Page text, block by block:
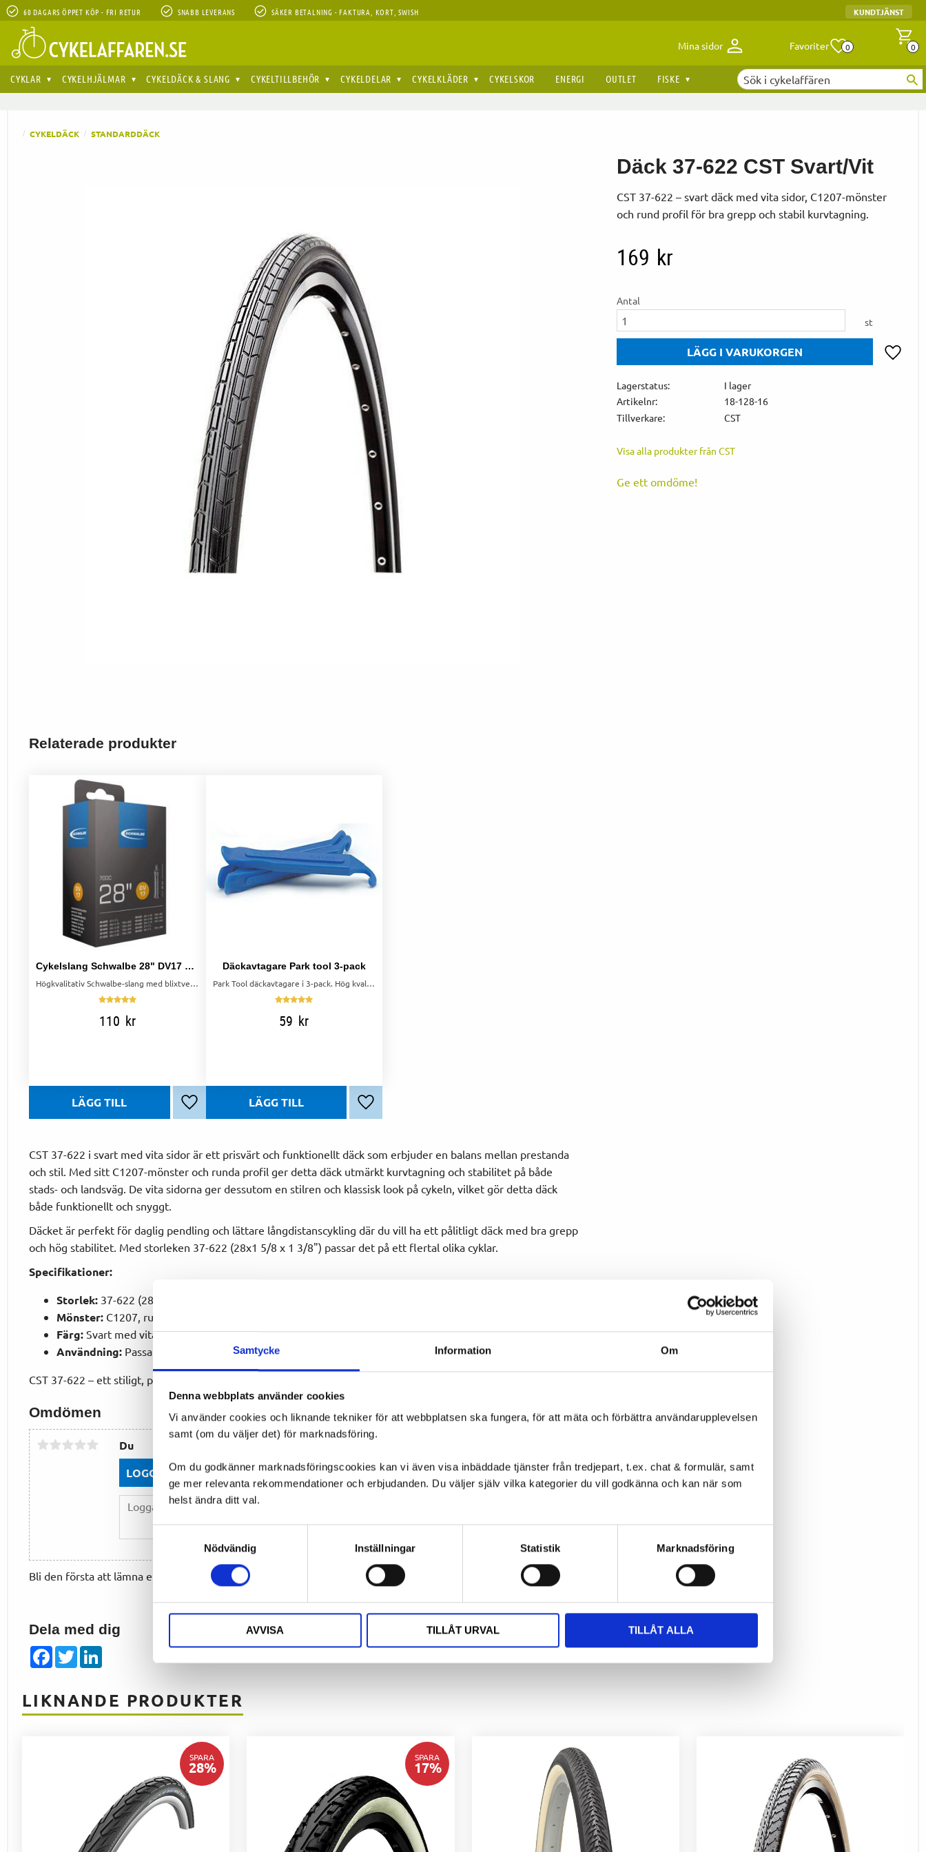
Samtycke Information Om
Denna webbplats använder cookies
Vi använder cookies och liknande tekniker för att webbplatsen ska fungera, för att mäta och förbättra användarupplevelsen
samt (om du väljer det) för marknadsföring.
Om du godkänner marknadsföringscookies kan vi även visa inbäddade tjänster från tredjepart, t.ex. chat & formulär, samt
ge mer relevanta rekommendationer och erbjudanden. Du väljer själv vilka kategorier du vill godkänna och kan när som
helst ändra ditt val.
Nödvändig
Inställningar Statistik Marknadsföring
AVVISA TILLÅT URVAL TILLÅT ALLA
60 DAGARS ÖPPET KÖP - FRI RETUR SNABB LEVERANS SÄKER BETALNING - FAKTURA, KORT, SWISH KUNDTJÄNST
Mina sidor Favoriter Antal
0 0
CYKLAR CYKELHJÄLMAR CYKELDÄCK & SLANG CYKELTILLBEHÖR CYKELDELAR CYKELKLÄDER CYKELSKOR ENERGI OUTLET FISKE
CYKELDÄCK STANDARDDÄCK
Däck 37-622 CST Svart/Vit
CST 37-622 – svart däck med vita sidor, C1207-mönster
och rund profil för bra grepp och stabil kurvtagning.
169 kr
Antal
st
Lagerstatus
I lager
Artikelnr
18-128-16
Tillverkare
CST
Visa alla produkter från CST
Ge ett omdöme!
CST 37-622 i svart med vita sidor är ett prisvärt och funktionellt däck som erbjuder en balans mellan prestanda
och stil. Med sitt C1207-mönster och runda profil ger detta däck utmärkt kurvtagning och stabilitet på både
stads- och landsväg. De vita sidorna ger dessutom en stilren och klassisk look på cykeln, vilket gör detta däck
både funktionellt och snyggt.
Däcket är perfekt för daglig pendling och lättare långdistanscykling där du vill ha ett pålitligt däck med bra grepp
och hög stabilitet. Med storleken 37-622 (28x1 5/8 x 1 3/8") passar det på ett flertal olika cyklar.
Specifikationer:
Storlek: 37-622 (28x1 5/8 x 1 3/8")
Mönster: C1207, rund profil för bra kurvtagning och stabilitet
Färg: Svart med vita sidor
Användning: Passar för pendling och landsvägscykling
CST 37-622 – ett stiligt, prisvärt däck med bra grepp och stabilitet för en bekväm cykling.
Dela med dig
Facebook
Twitter
Omdömen
Du
LOGGA IN FÖR ATT GE OMDÖME
Bli den första att lämna ett omdöme.
Relaterade produkter
Cykelslang Schwalbe 28" DV17 – Blixtventil 28/47-622/635
Högkvalitativ Schwalbe-slang med blixtventil. Storlek: 28/47-622/635. Behåller luft längre än vanliga slangar.
110 kr
Lägg till i favoriter
Däckavtagare Park tool 3-pack
Park Tool däckavtagare i 3-pack. Hög kvalitet, skonsamma mot fälgar och perfekta för smidig däckavtagning. Används av proffs i verkstäder.
59 kr
Lägg till i favoriter
LIKNANDE PRODUKTER
SPARA
28%
SPARA
17%